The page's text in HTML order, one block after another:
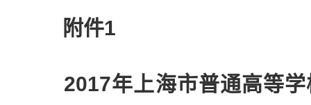
附件1
2017年上海市普通高等学